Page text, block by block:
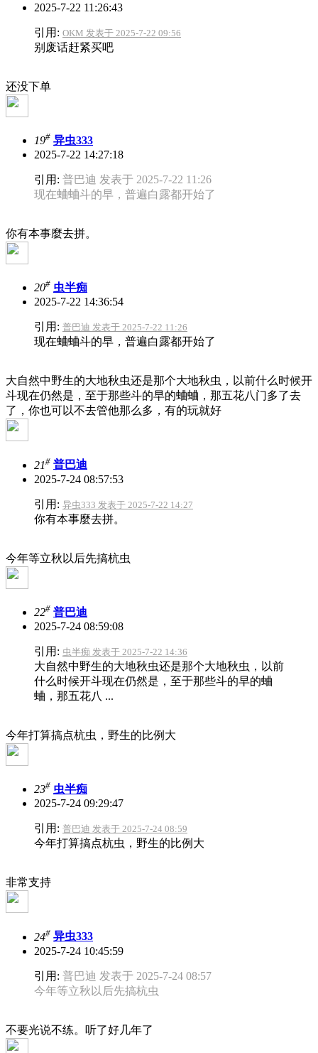
2025-7-22 11:26:43
引用: OKM 发表于 2025-7-22 09:56
别废话赶紧买吧
还没下单
19# 异虫333
2025-7-22 14:27:18
引用: 普巴迪 发表于 2025-7-22 11:26
现在蛐蛐斗的早，普遍白露都开始了
你有本事麼去拼。
20# 虫半痴
2025-7-22 14:36:54
引用: 普巴迪 发表于 2025-7-22 11:26
现在蛐蛐斗的早，普遍白露都开始了
大自然中野生的大地秋虫还是那个大地秋虫，以前什么时候开
斗现在仍然是，至于那些斗的早的蛐蛐，那五花八门多了去
了，你也可以不去管他那么多，有的玩就好
21# 普巴迪
2025-7-24 08:57:53
引用: 异虫333 发表于 2025-7-22 14:27
你有本事麼去拼。
今年等立秋以后先搞杭虫
22# 普巴迪
2025-7-24 08:59:08
引用: 虫半痴 发表于 2025-7-22 14:36
大自然中野生的大地秋虫还是那个大地秋虫，以前
什么时候开斗现在仍然是，至于那些斗的早的蛐
蛐，那五花八 ...
今年打算搞点杭虫，野生的比例大
23# 虫半痴
2025-7-24 09:29:47
引用: 普巴迪 发表于 2025-7-24 08:59
今年打算搞点杭虫，野生的比例大
非常支持
24# 异虫333
2025-7-24 10:45:59
引用: 普巴迪 发表于 2025-7-24 08:57
今年等立秋以后先搞杭虫
不要光说不练。听了好几年了